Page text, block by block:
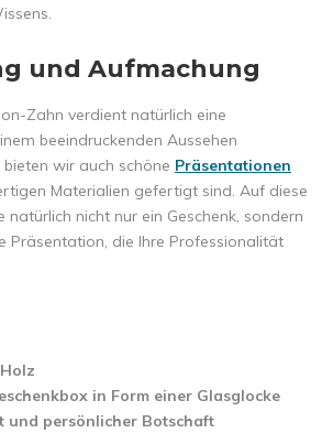
und Aufmachung
Zahn verdient natürlich eine
beeindruckenden Aussehen
wir auch schöne Präsentationen
Materialien gefertigt sind. Auf diese
natürlich nicht nur ein Geschenk, sondern
Präsentation, die Ihre Professionalität
in Form einer Glasglocke
und persönlicher Botschaft